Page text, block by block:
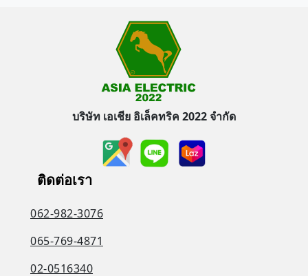
บริษัท เอเชีย อิเล็คทริค 2022 จำกัด
ติดต่อเรา
062-982-3076
065-769-4871
02-0516340